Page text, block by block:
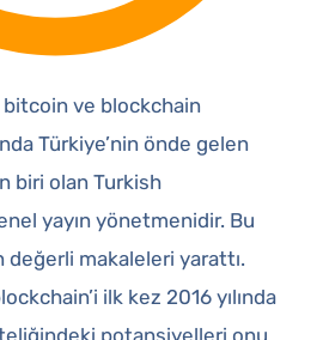
ve blockchain
Türkiye’nin önde gelen
biri olan Turkish
yayın yönetmenidir. Bu
makaleleri yarattı.
ilk kez 2016 yılında
potansiyelleri onu